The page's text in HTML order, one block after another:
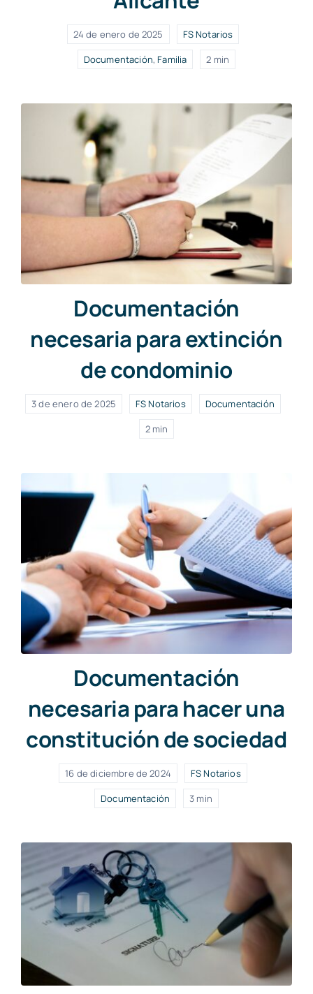
24 de enero de 2025
FS Notarios
Documentación,Familia 2 min
Documentación
necesaria para extinción
de condominio
3 de enero de 2025 FS Notarios
Documentación
2 min
Documentación
necesaria para hacer una
constitución de sociedad
16 de diciembre de 2024
FS Notarios
Documentación
3 min